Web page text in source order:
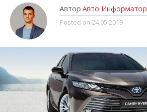
Автор Авто Информатор
Posted on 24.05.2019